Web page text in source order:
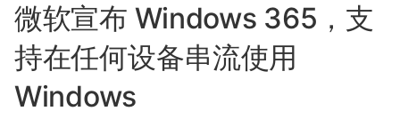
微软宣布 Windows 365，支
持在任何设备串流使用
Windows